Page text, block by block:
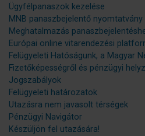
Ügyfélpanaszok kezelése
MNB panaszbejelentő nyomtatvány
Meghatalmazás
Európai online vitarendezési
Felügyeleti Hatóságunk, a Magyar
Fizetőképességről és pénzügyi
Jogszabályok
Felügyeleti határozatok
Utazásra nem javasolt térségek
Pénzügyi Navigátor
Készüljön fel utazására!